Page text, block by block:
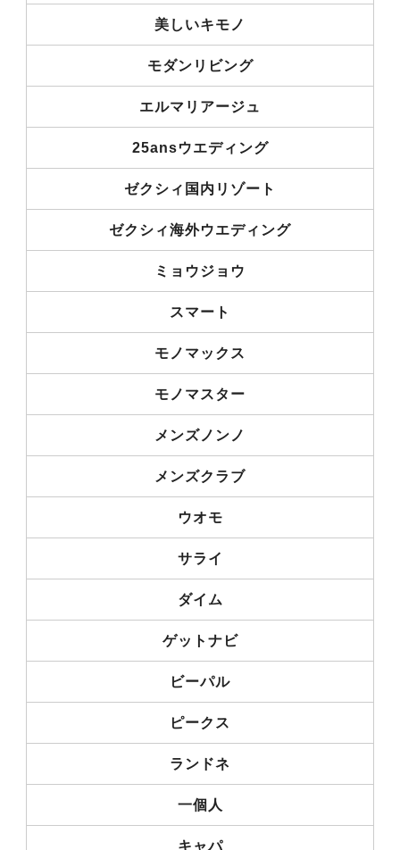
美しいキモノ
モダンリビング
エルマリアージュ
25ansウエディング
ゼクシィ国内リゾート
ゼクシィ海外ウエディング
ミョウジョウ
スマート
モノマックス
モノマスター
メンズノンノ
メンズクラブ
ウオモ
サライ
ダイム
ゲットナビ
ビーパル
ピークス
ランドネ
一個人
キャパ